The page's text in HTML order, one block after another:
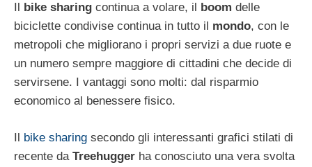
Il bike sharing continua a volare, il boom delle
biciclette condivise continua in tutto il mondo, con le
metropoli che migliorano i propri servizi a due ruote e
un numero sempre maggiore di cittadini che decide di
servirsene. I vantaggi sono molti: dal risparmio
economico al benessere fisico.
Il bike sharing secondo gli interessanti grafici stilati di
recente da Treehugger ha conosciuto una vera svolta